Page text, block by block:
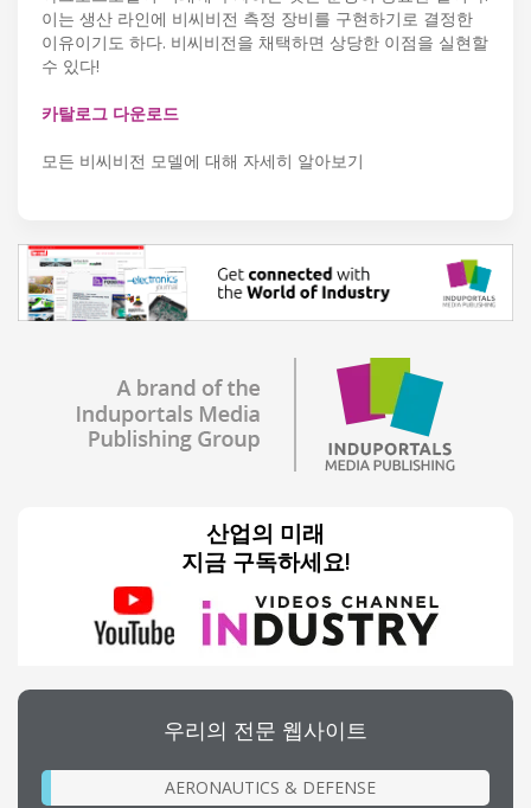
이는 생산 라인에 비씨비전 측정 장비를 구현하기로 결정한
이유이기도 하다. 비씨비전을 채택하면 상당한 이점을 실현할
수 있다!
카탈로그 다운로드
모든 비씨비전 모델에 대해 자세히 알아보기
산업의 미래
지금 구독하세요!
우리의 전문 웹사이트
AERONAUTICS & DEFENSE